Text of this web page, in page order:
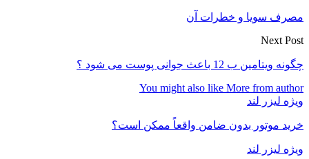
مصرف سویا و خطرات آن
Next Post
چگونه ویتامین ب 12 باعث جوانی پوست می شود ؟
You might also like More from author
ویژه لیزر لند
خرید موتور بدون ضامن واقعاً ممکن است؟
ویژه لیزر لند